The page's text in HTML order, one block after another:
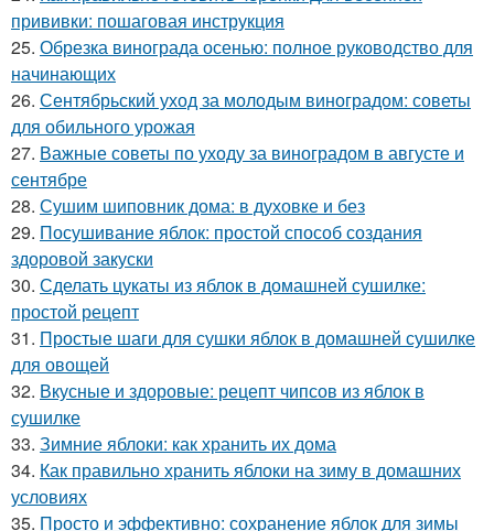
прививки: пошаговая инструкция
25. Обрезка винограда осенью: полное руководство для
начинающих
26. Сентябрьский уход за молодым виноградом: советы
для обильного урожая
27. Важные советы по уходу за виноградом в августе и
сентябре
28. Сушим шиповник дома: в духовке и без
29. Посушивание яблок: простой способ создания
здоровой закуски
30. Сделать цукаты из яблок в домашней сушилке:
простой рецепт
31. Простые шаги для сушки яблок в домашней сушилке
для овощей
32. Вкусные и здоровые: рецепт чипсов из яблок в
сушилке
33. Зимние яблоки: как хранить их дома
34. Как правильно хранить яблоки на зиму в домашних
условиях
35. Просто и эффективно: сохранение яблок для зимы